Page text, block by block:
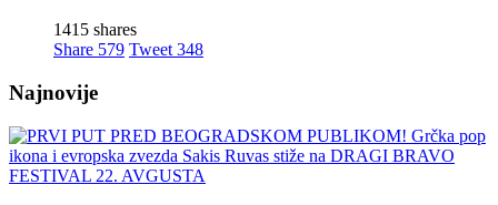
1415 shares
Share 579 Tweet 348
Najnovije